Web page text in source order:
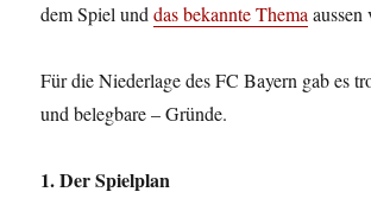
dem Spiel unddas bekannte Themaaussen
Für die Niederlage des FC Bayern gab es
und belegbare – Gründe.
1. Der Spielplan